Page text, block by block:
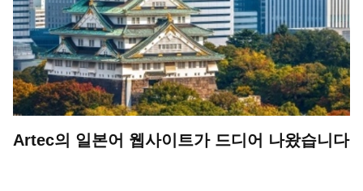
Artec의 일본어 웹사이트가 드디어 나왔습니다